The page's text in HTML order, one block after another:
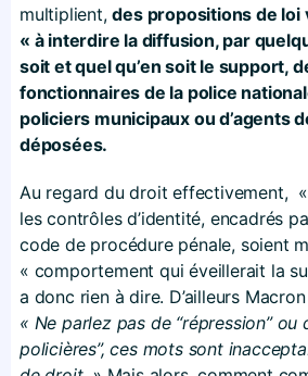
multiplient,des propositions de loi
« à interdire la diffusion, par
soit et quel qu’en soit le support,
fonctionnaires de la police
policiers municipaux ou d’agents
déposées.
Au regard du droit effectivement,
les contrôles d’identité, encadrés
code de procédure pénale, soient
« comportement qui éveillerait la
a donc rien à dire. D’ailleurs
« Ne parlez pas de “répression” ou
policières”, ces mots sont